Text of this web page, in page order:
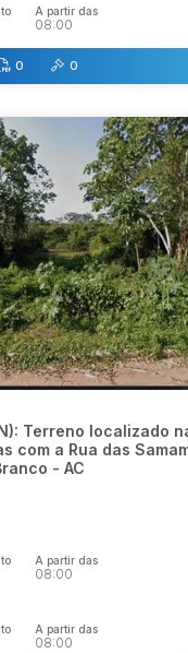
A partir das
08:00
0 0
Terreno localizado
com a Rua das
- AC
A partir das
08:00
A partir das
08:00